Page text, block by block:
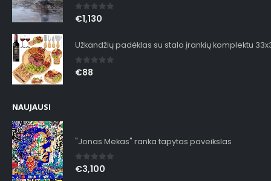
0out of 5
€1,130
Užkandžių padėklas su stalo įrankių komplektu
0out of 5
€88
NAUJAUSI
"Jonas Mekas" ranka tapytas paveikslas
0out of 5
€3,100